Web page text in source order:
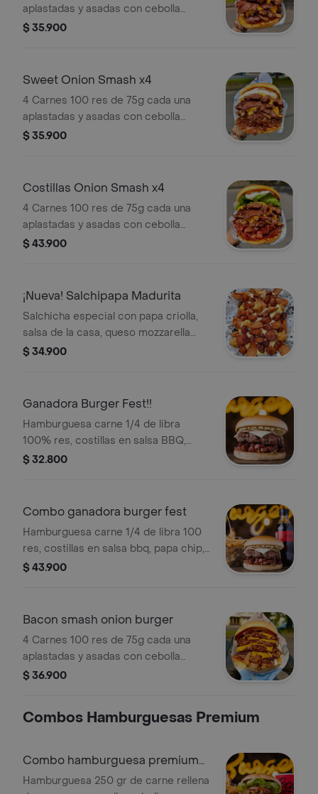
aplastadas y asadas con cebolla
blanca, 2 quesos cheddar, lechuga,
$ 35.900
Sweet Onion Smash x4
4 Carnes 100 res de 75g cada una
aplastadas y asadas con cebolla
blanca, 2 quesos cheddar, cebolla
$ 35.900
Costillas Onion Smash x4
4 Carnes 100 res de 75g cada una
aplastadas y asadas con cebolla
blanca, 2 quesos cheddar, costillas
$ 43.900
¡Nueva! Salchipapa Madurita
Salchicha especial con papa criolla,
salsa de la casa, queso mozzarella
fundido y plátano maduro en cubos.
$ 34.900
Ganadora Burger Fest!!
Hamburguesa carne 1/4 de libra
100% res, costillas en salsa BBQ,
papa chip, queso mozzarella, cebolla a
$ 32.800
Combo ganadora burger fest
Hamburguesa carne 1/4 de libra 100
res, costillas en salsa bbq, papa chip,
queso mozzarella, cebolla a la plancha,
bebida
$ 43.900
Bacon smash onion burger
4 Carnes 100 res de 75g cada una
aplastadas y asadas con cebolla
blanca, 2 quesos cheddar, tocineta
$ 36.900
Combos Hamburguesas Premium
Combo hamburguesa premium
sr. smith
Hamburguesa 250 gr de carne rellena